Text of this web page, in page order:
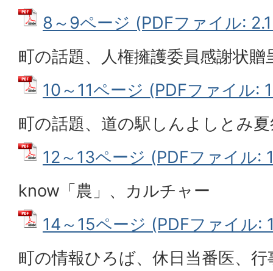
8～9ページ (PDFファイル:
町の話題、人権擁護委員感謝状贈
10～11ページ (PDFファイル:
町の話題、道の駅しんよしとみ
12～13ページ (PDFファイル:
know「農」、カルチャー
14～15ページ (PDFファイル:
町の情報ひろば、休日当番医、行